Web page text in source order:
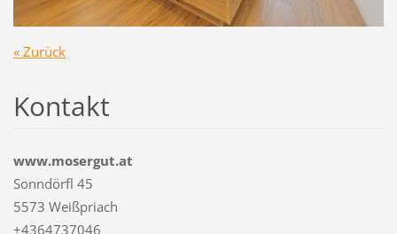
« Zurück
Kontakt
www.mosergut.at
Sonndörfl 45
5573 Weißpriach
+4364737046